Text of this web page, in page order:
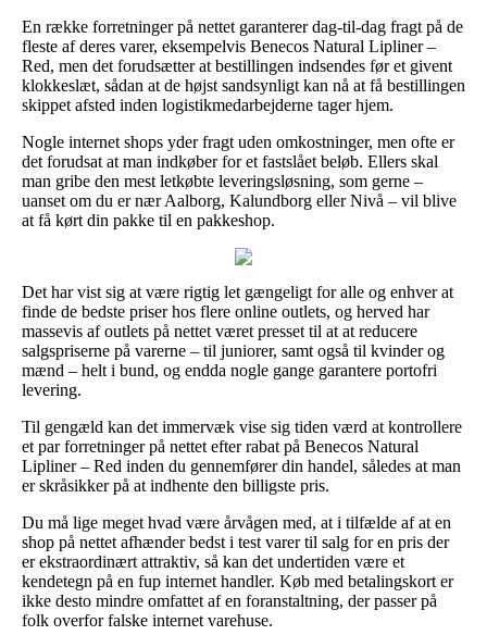
En række forretninger på nettet garanterer dag-til-dag fragt på de
fleste af deres varer, eksempelvis Benecos Natural Lipliner –
Red, men det forudsætter at bestillingen indsendes før et givent
klokkeslæt, sådan at de højst sandsynligt kan nå at få bestillingen
skippet afsted inden logistikmedarbejderne tager hjem.
Nogle internet shops yder fragt uden omkostninger, men ofte er
det forudsat at man indkøber for et fastslået beløb. Ellers skal
man gribe den mest letkøbte leveringsløsning, som gerne –
uanset om du er nær Aalborg, Kalundborg eller Nivå – vil blive
at få kørt din pakke til en pakkeshop.
Det har vist sig at være rigtig let gængeligt for alle og enhver at
finde de bedste priser hos flere online outlets, og herved har
massevis af outlets på nettet været presset til at at reducere
salgspriserne på varerne – til juniorer, samt også til kvinder og
mænd – helt i bund, og endda nogle gange garantere portofri
levering.
Til gengæld kan det immervæk vise sig tiden værd at kontrollere
et par forretninger på nettet efter rabat på Benecos Natural
Lipliner – Red inden du gennemfører din handel, således at man
er skråsikker på at indhente den billigste pris.
Du må lige meget hvad være årvågen med, at i tilfælde af at en
shop på nettet afhænder bedst i test varer til salg for en pris der
er ekstraordinært attraktiv, så kan det undertiden være et
kendetegn på en fup internet handler. Køb med betalingskort er
ikke desto mindre omfattet af en foranstaltning, der passer på
folk overfor falske internet varehuse.